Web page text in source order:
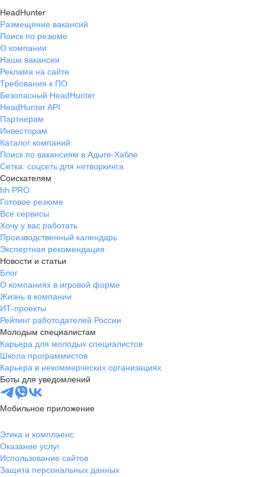
HeadHunter
Размещение вакансий
Поиск по резюме
О компании
Наши вакансии
Реклама на сайте
Требования к ПО
Безопасный HeadHunter
HeadHunter API
Партнерам
Инвесторам
Каталог компаний
Поиск по вакансиям в Адыге-Хабле
Сетка: соцсеть для нетворкинга
Соискателям
hh PRO
Готовое резюме
Все сервисы
Хочу у вас работать
Производственный календарь
Экспертная рекомендация
Новости и статьи
Блог
О компаниях в игровой форме
Жизнь в компании
ИТ-проекты
Рейтинг работодателей России
Молодым специалистам
Карьера для молодых специалистов
Школа программистов
Карьера в некоммерческих организациях
Боты для уведомлений
Мобильное приложение
Этика и комплаенс
Оказание услуг
Использование сайтов
Защита персональных данных